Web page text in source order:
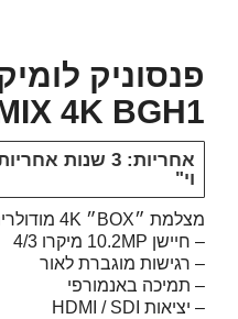
4K BGH1
אחריות: 3
וי"
מצלמת ״BOX״ 4K מודולרית ומאושרת נטפליקס.
– חיישן 10.2MP מיקרו 4/3
– רגישות מוגברת לאור
– תמיכה באנמורפי
– יציאות
HDMI / SDI